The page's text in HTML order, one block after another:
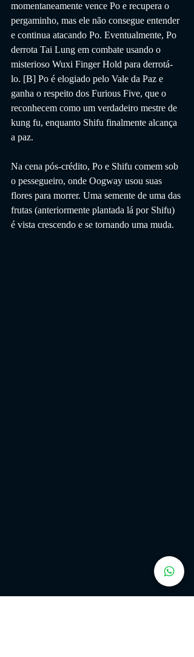
momentaneamente vence Po e recupera o
pergaminho, mas ele não consegue entender
e continua atacando Po. Eventualmente, Po
derrota Tai Lung em combate usando o
misterioso Wuxi Finger Hold para derrotá-
lo. [B] Po é elogiado pelo Vale da Paz e
ganha o respeito dos Furious Five, que o
reconhecem como um verdadeiro mestre de
kung fu, enquanto Shifu finalmente alcança
a paz.
Na cena pós-crédito, Po e Shifu comem sob
o pessegueiro, onde Oogway usou suas
flores para morrer. Uma semente de uma das
frutas (anteriormente plantada lá por Shifu)
é vista crescendo e se tornando uma muda.